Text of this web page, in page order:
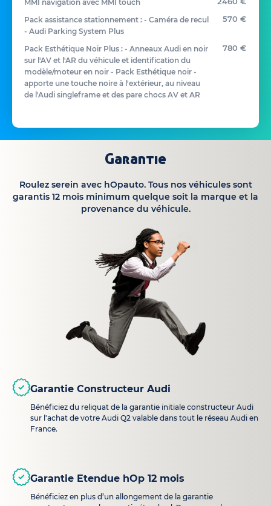
MMI navigation avec MMI touch
Pack assistance stationnement : - Caméra de recul
- Audi Parking System Plus
570 €
Pack Esthétique Noir Plus : - Anneaux Audi en noir
sur l'AV et l'AR du véhicule et identification du
modèle/moteur en noir - Pack Esthétique noir -
apporte une touche noire à l'extérieur, au niveau
de l'Audi singleframe et des pare chocs AV et AR
780 €
Garantie
Roulez serein avec hOpauto. Tous nos véhicules sont
garantis 12 mois minimum quelque soit la marque et la
provenance du véhicule.
Garantie Constructeur Audi
Bénéficiez du reliquat de la garantie initiale constructeur Audi
sur l'achat de votre Audi Q2 valable dans tout le réseau Audi en
France.
Garantie Etendue hOp 12 mois
Bénéficiez en plus d’un allongement de la garantie